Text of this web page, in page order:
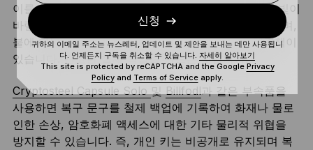
이를 가장 튼튼한 물질이라 볼 수는 없습니다. 잉크는 빛이
바랠 수 있고, 물에 번져 읽지 못하게 되는 경우도 있으며,
불에 타면 완전히 파손됩니다. 그러나 이에 대한 해결책이
있습니다. 견고한 철제 백업을 만드는 것입니다.
Cryptosteel Capsule Solo및Billfodl과 같은 부속품을
사용하면 복구 문구를 철제 백업에 기록하여 화재나 물로
인한 손상, 암호화폐 액세스에 대한 기타 물리적 위협을
방지할 수 있습니다. 즉, 개인 키는 비공개로 유지되며 복
신청
귀하의 이메일 주소는 뉴스레터, 업데이트 및 제안을 보내는 데만 사용됩니
다. 언제든지 구독을 취소할 수 있습니다. 자세히 알아보기
This site is protected by reCAPTCHA and the Google Privacy
Policyand Terms of Serviceapply.